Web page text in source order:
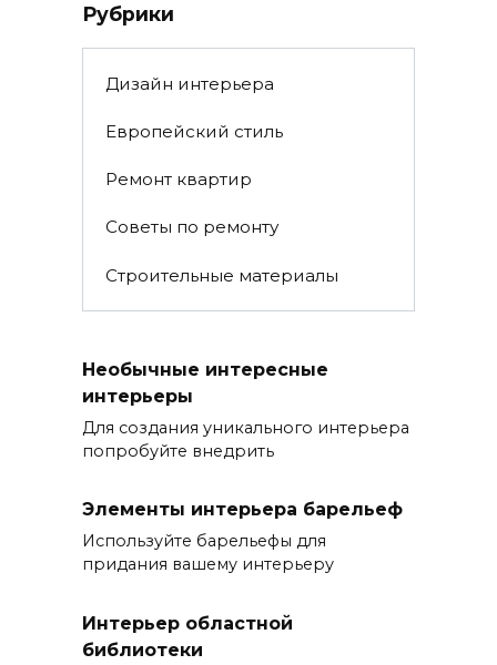
Рубрики
Дизайн интерьера
Европейский стиль
Ремонт квартир
Советы по ремонту
Строительные материалы
Необычные интересные
интерьеры
Для создания уникального интерьера
попробуйте внедрить
Элементы интерьера барельеф
Используйте барельефы для
придания вашему интерьеру
Интерьер областной
библиотеки